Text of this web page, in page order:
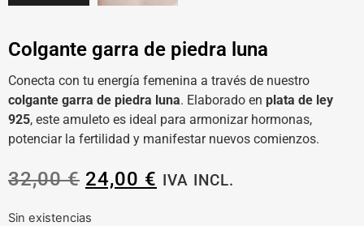
Colgante garra de piedra luna
Conecta con tu energía femenina a través de nuestro
colgante garra de piedra luna. Elaborado en plata de ley
925, este amuleto es ideal para armonizar hormonas,
potenciar la fertilidad y manifestar nuevos comienzos.
32,00€ 24,00 € IVA INCL.
Sin existencias